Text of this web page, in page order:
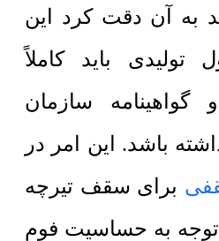
به آن دقت کرد این
باید کاملاً
و گواهینامه سازمان
باشد. این امر در
برای سقف تیرچه
توجه به حساسیت فوم